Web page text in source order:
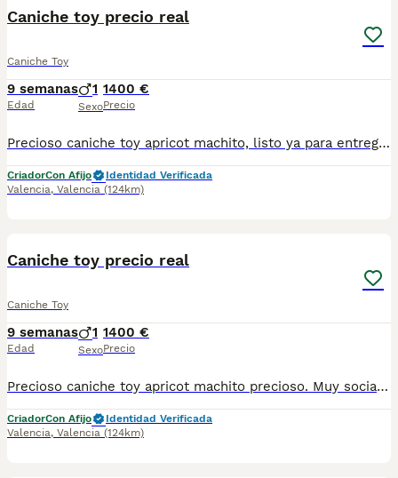
Caniche toy precio real
Caniche Toy
9 semanas
Edad
1
Sexo
1400 €
Precio
Precioso caniche toy apricot machito, listo ya para entregar. Tiene todo ya la cartilla sanitaria, pasaporte, microchip, se entrega con revisión veterinaria, desparasitacion interna y externa. Luffi es muy juguetones, amistoso, sociables criado en ambiente familiar. Ya disponible para salir a conocer el mundo y pasear. Morro chato cortito de cuerpo,calidad de pelo.enseñamos a los padres y otras camadas disponibles en nuestras instalaciones. Estamos en la comunidad valenciana en rojales . Si no puedes venir te enviamos el cachorrito con empresa especializada en transporte de mascotas. Solo en toda España. Angélica dogs
CriadorCon Afijo
Identidad Verificada
Valencia, Valencia (124km)
Caniche toy precio real
Caniche Toy
9 semanas
Edad
1
Sexo
1400 €
Precio
Precioso caniche toy apricot machito precioso. Muy sociable activo y confiable.Lleva dos vacunas a fecha de hoy listo para entregar con microchip pasaporte cartilla sanitaria vacunas al dia, revisión veterinaria previa a la entrega, desparasitacion interna y externa. Posibilidad reciger en las instalaciones estamos en la comunidad valenciana en rojales. Se puede recoger personalmente o ha esos envíos solo en España.
CriadorCon Afijo
Identidad Verificada
Valencia, Valencia (124km)